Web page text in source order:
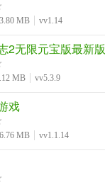
MB vv1.14
2无限元宝版最新版
MB vv5.3.9
戏
MB vv1.1.14